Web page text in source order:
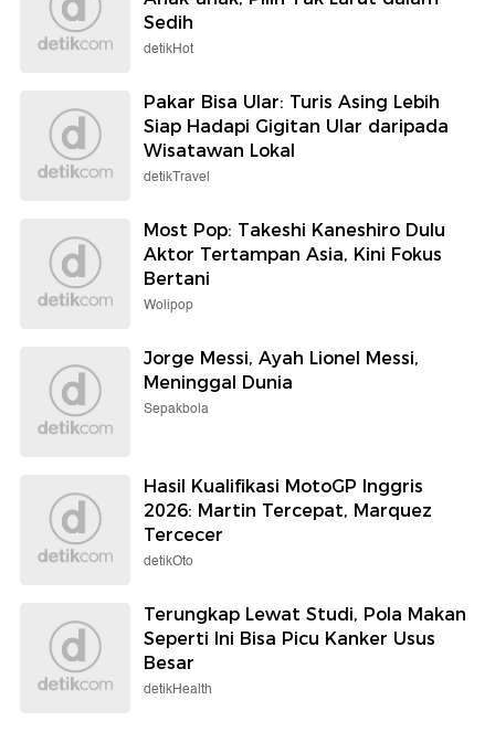
Sedih
detikHot
Pakar Bisa Ular: Turis Asing Lebih
Siap Hadapi Gigitan Ular daripada
Wisatawan Lokal
detikTravel
Most Pop: Takeshi Kaneshiro Dulu
Aktor Tertampan Asia, Kini Fokus
Bertani
Wolipop
Jorge Messi, Ayah Lionel Messi,
Meninggal Dunia
Sepakbola
Hasil Kualifikasi MotoGP Inggris
2026: Martin Tercepat, Marquez
Tercecer
detikOto
Terungkap Lewat Studi, Pola Makan
Seperti Ini Bisa Picu Kanker Usus
Besar
detikHealth